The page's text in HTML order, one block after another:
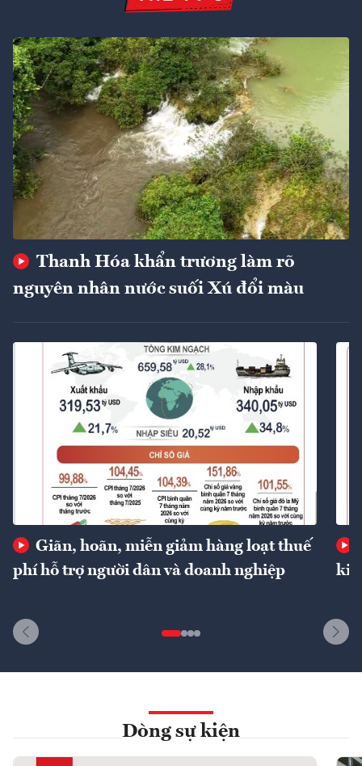
Thanh Hóa khẩn trương làm rõ
nguyên nhân nước suối Xú đổi màu
Giãn, hoãn, miễn giảm hàng loạt thuế
phí hỗ trợ người dân và doanh nghiệp
Dòng sự kiện